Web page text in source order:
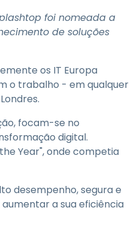
as
한국어
Bahasa
foi nomeada a
de soluções
os IT Europa
o trabalho - em qualquer
focam-se no
digital.
Year", onde competia
desempenho, segura e
a sua eficiência